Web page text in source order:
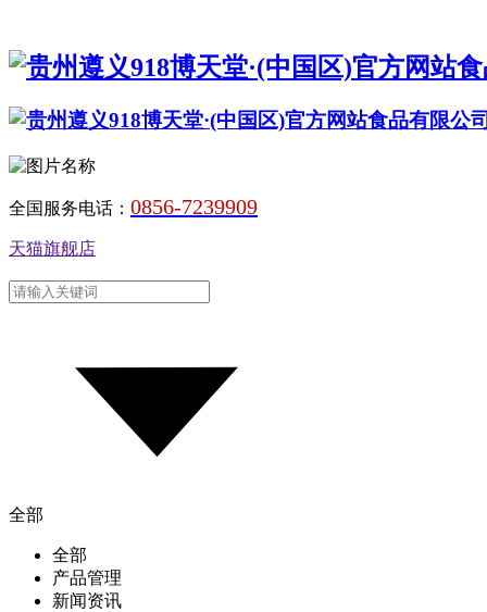
全国服务电话： 0856-7239909
天猫旗舰店
全部
全部
产品管理
新闻资讯